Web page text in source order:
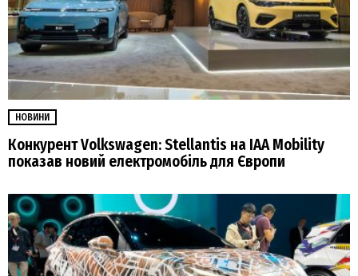
НОВИНИ
Конкурент Volkswagen: Stellantis на IAA Mobility
показав новий електромобіль для Європи